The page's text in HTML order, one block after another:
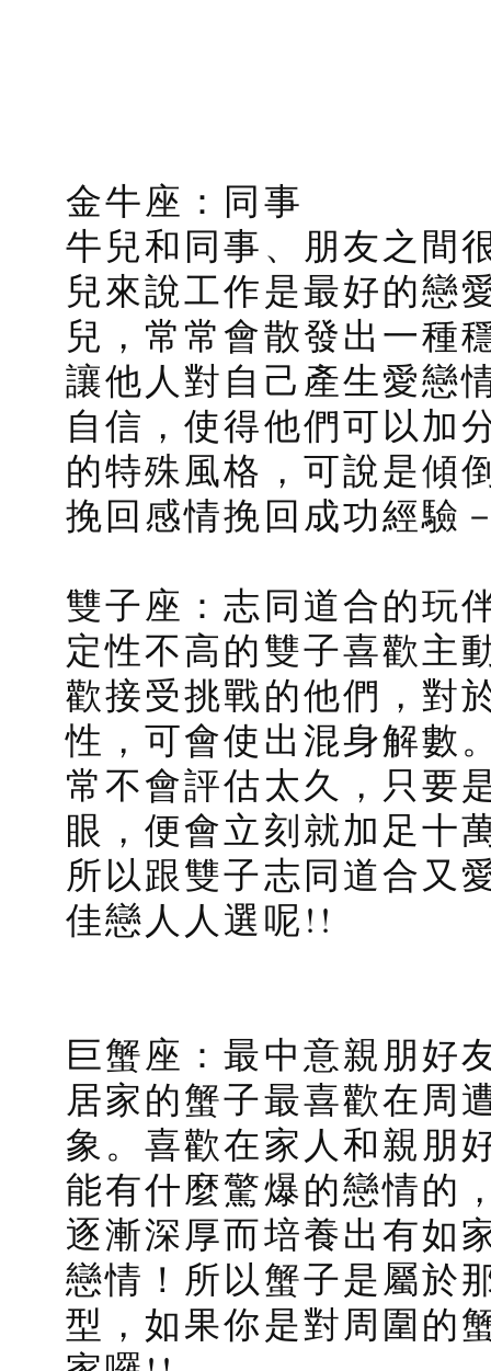
金牛座：同事
牛兒和同事、朋友之間
兒來說工作是最好的戀
兒，常常會散發出一種
讓他人對自己產生愛戀
自信，使得他們可以加
的特殊風格，可說是傾
挽回感情挽回成功經驗
雙子座：志同道合的玩
定性不高的雙子喜歡主
歡接受挑戰的他們，對
性，可會使出混身解數
常不會評估太久，只要
眼，便會立刻就加足十
所以跟雙子志同道合又
佳戀人人選呢!!
巨蟹座：最中意親朋好
居家的蟹子最喜歡在周
象。喜歡在家人和親朋
能有什麼驚爆的戀情的
逐漸深厚而培養出有如
戀情！所以蟹子是屬於
型，如果你是對周圍的